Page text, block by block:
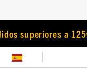
superiores a